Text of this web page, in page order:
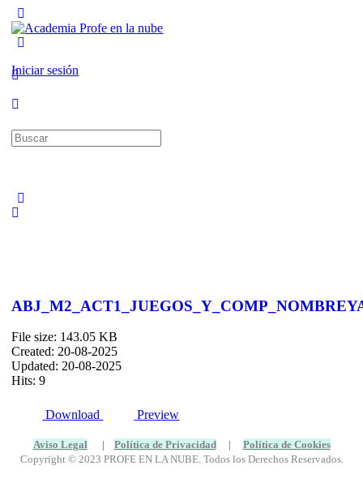
Side
Iniciar sesión
Buscar:
File size: 143.05 KB
Created: 20-08-2025
Updated: 20-08-2025
Hits: 9
Download Preview
Aviso Legal | Política de Privacidad | Política de Cookies
Copyright © 2023 PROFE EN LA NUBE. Todos los Derechos Reservados.